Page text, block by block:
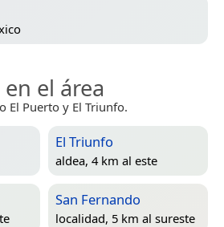
el área
El Puerto y El Triunfo.
El Triunfo
aldea, 4 km al este
San Fernando
localidad, 5 km al sureste